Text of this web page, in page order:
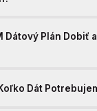
Dátový Plán Dobiť
Dát